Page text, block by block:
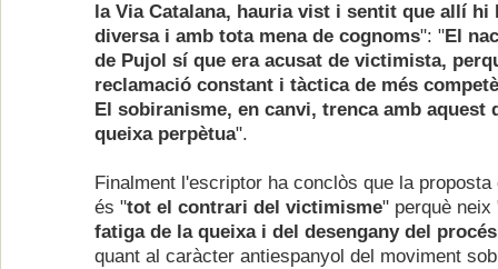
la Via Catalana, hauria vist i sentit que allí hi
diversa i amb tota mena de cognoms": "El
de Pujol sí que era acusat de victimista,
reclamació constant i tàctica de més
El sobiranisme, en canvi, trenca amb aquest
queixa perpètua".
Finalment l'escriptor ha conclòs que la proposta
és "tot el contrari del victimisme" perquè neix
fatiga de la queixa i del desengany del
quant al caràcter antiespanyol del moviment